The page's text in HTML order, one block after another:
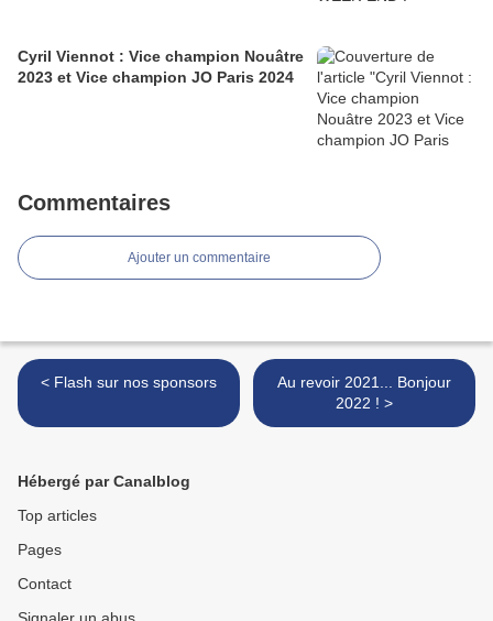
Cyril Viennot : Vice champion Nouâtre
2023 et Vice champion JO Paris 2024
Commentaires
Ajouter un commentaire
< Flash sur nos sponsors
Au revoir 2021... Bonjour
2022 ! >
Hébergé par Canalblog
Top articles
Pages
Contact